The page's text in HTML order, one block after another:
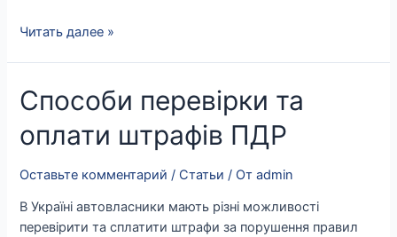
Читать далее »
Способи перевірки та
оплати штрафів ПДР
Оставьте комментарий / Статьи / Отadmin
В Україні автовласники мають різні можливості
перевірити та сплатити штрафи за порушення правил
Способи
перевірки
та
штрафів